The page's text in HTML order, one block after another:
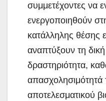
συμμετέχοντες να
ενεργοποιηθούν
κατάλληλης θέσης
αναπτύξουν τη δική
δραστηριότητα,
αποτελεσματικού